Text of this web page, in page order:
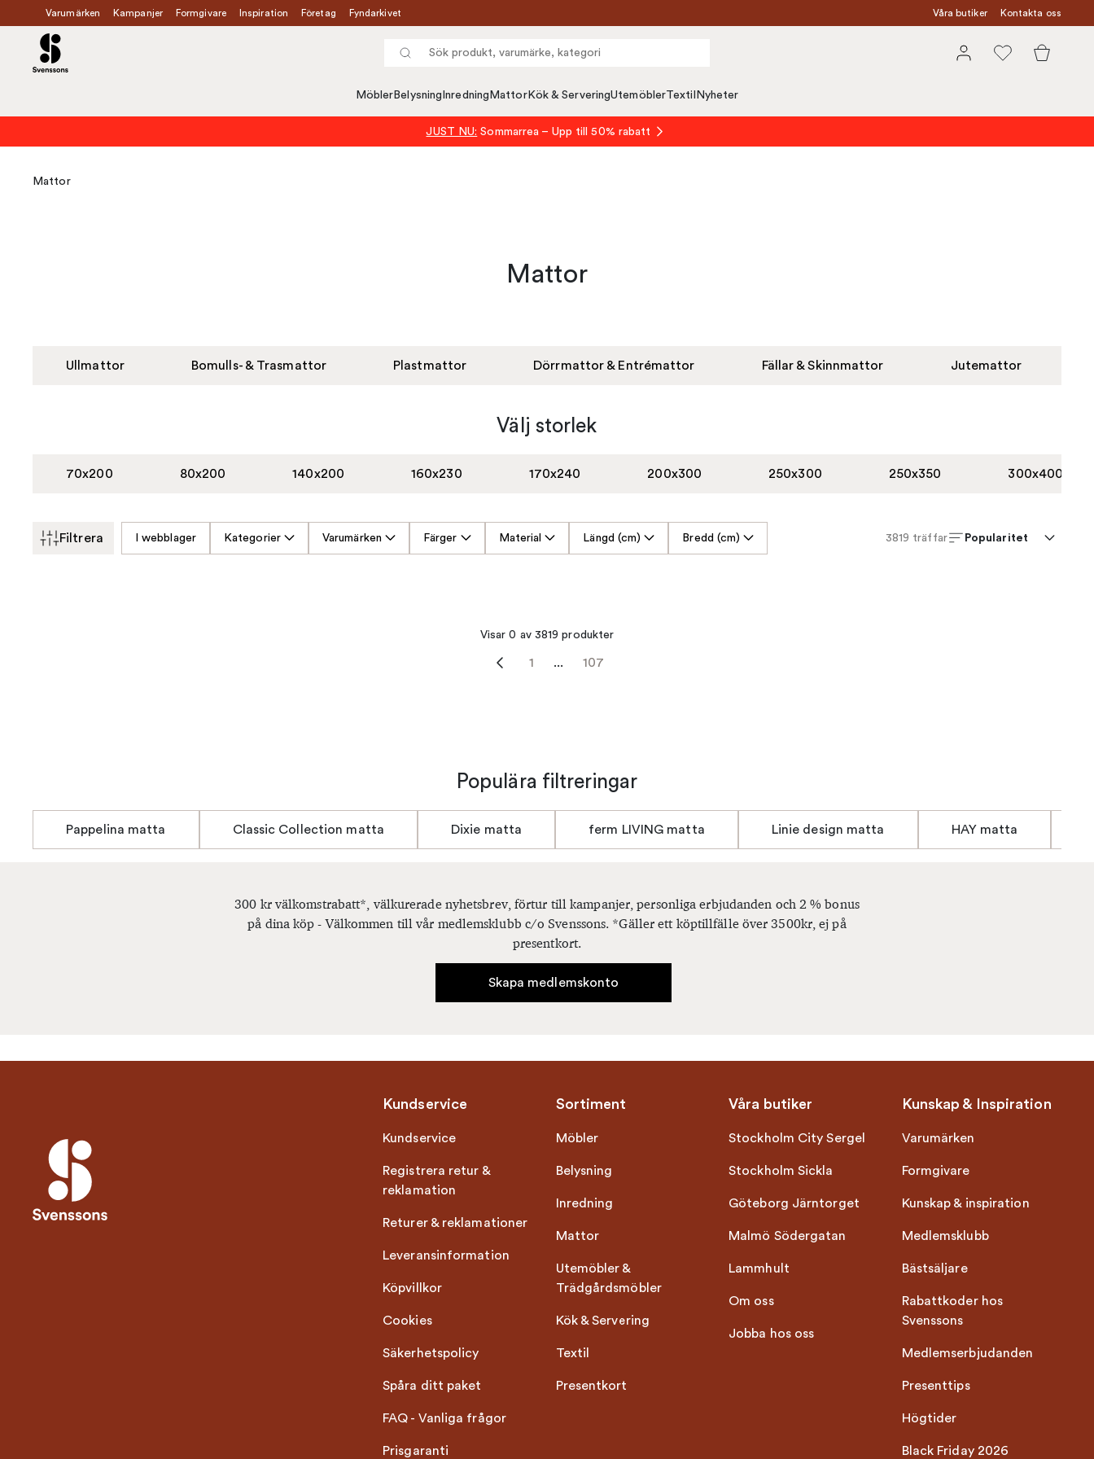
Varumärken Kampanjer Formgivare Inspiration Företag Fyndarkivet Våra butiker Kontakta oss
Möbler Belysning Inredning MattorKök & ServeringUtemöblerTextil Nyheter
JUST NU: Sommarrea – Upp till 50% rabatt
Mattor
Mattor
Ullmattor Bomulls- & Trasmattor Plastmattor Dörrmattor & Entrémattor Fällar & Skinnmattor Jutemattor
Välj storlek
70x200 80x200 140x200 160x230 170x240 200x300 250x300 250x350 300x400
Filtrera I webblager Kategorier Varumärken Färger Material Längd (cm) Bredd (cm) 3819 träffar Popularitet
Visar 0 av 3819 produkter
1 ... 107
Populära filtreringar
Pappelina matta Classic Collection matta Dixie matta ferm LIVING matta Linie design matta HAY matta
300 kr välkomstrabatt*, välkurerade nyhetsbrev, förtur till kampanjer, personliga erbjudanden och 2 % bonus
på dina köp - Välkommen till vår medlemsklubb c/o Svenssons. *Gäller ett köptillfälle över 3500kr, ej på
presentkort.
Skapa medlemskonto
Kundservice
Kundservice
Registrera retur &
reklamation
Returer & reklamationer
Leveransinformation
Köpvillkor
Cookies
Säkerhetspolicy
Spåra ditt paket
FAQ - Vanliga frågor
Prisgaranti
Sortiment
Möbler
Belysning
Inredning
Mattor
Utemöbler &
Trädgårdsmöbler
Kök & Servering
Textil
Presentkort
Våra butiker
Stockholm City Sergel
Stockholm Sickla
Göteborg Järntorget
Malmö Södergatan
Lammhult
Om oss
Jobba hos oss
Kunskap & Inspiration
Varumärken
Formgivare
Kunskap & inspiration
Medlemsklubb
Bästsäljare
Rabattkoder hos
Svenssons
Medlemserbjudanden
Presenttips
Högtider
Black Friday 2026